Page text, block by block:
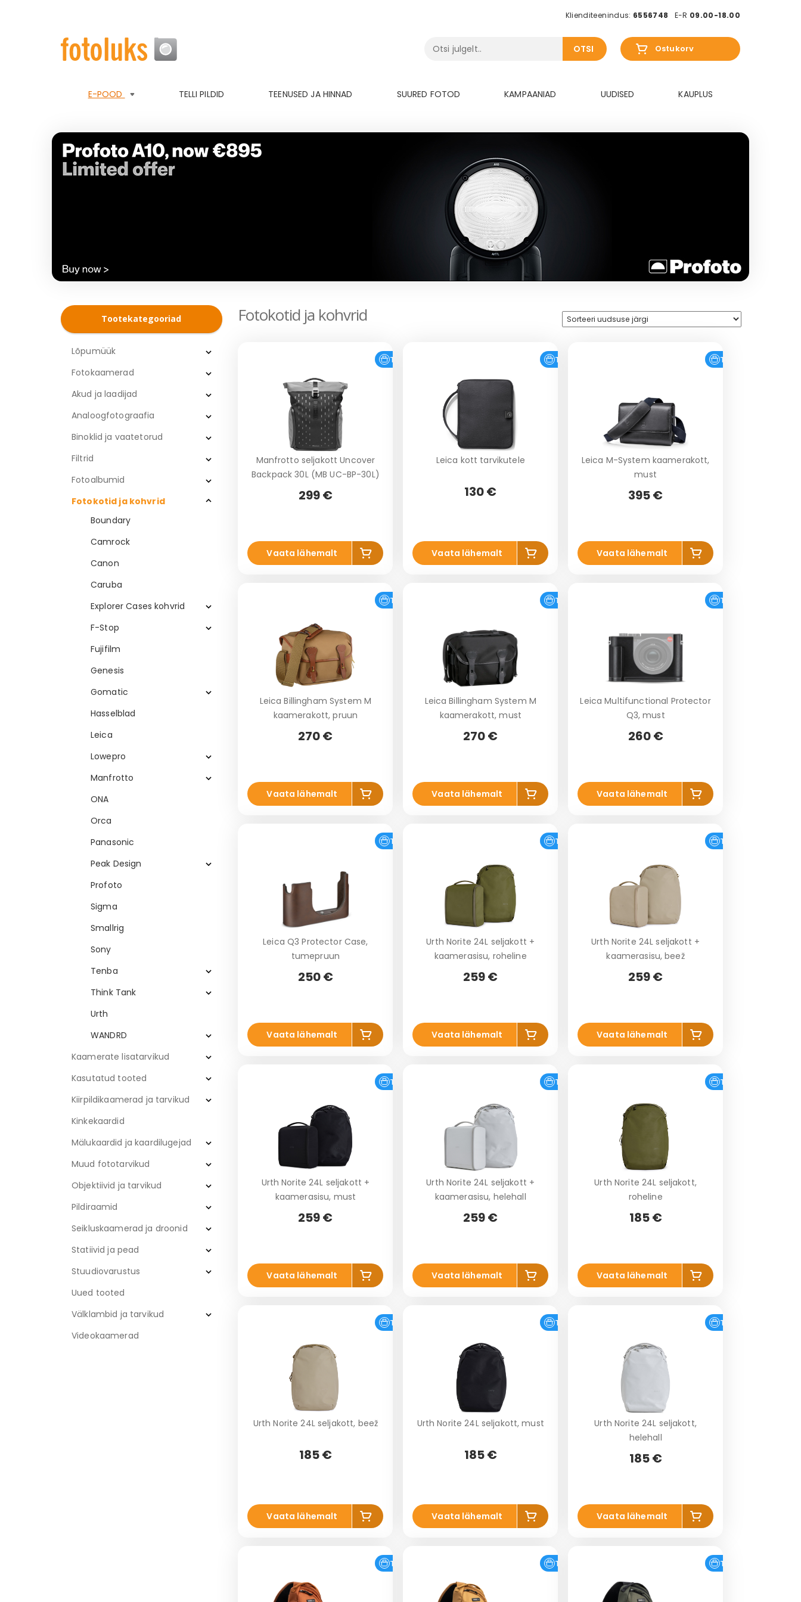
Klienditeenindus: 6556748 E-R 09.00-18.00
Ostukorv
OTSI
E-POOD TELLI PILDID TEENUSED JA HINNAD SUURED FOTOD KAMPAANIAD UUDISED KAUPLUS
Fotokotid ja kohvrid
Tasuta tarne
Manfrotto seljakott Uncover
Backpack 30L (MB UC-BP-30L)
299 €
Vaata lähemalt
Lis
a
Tasuta tarne
Leica kott tarvikutele
130 €
Vaata lähemalt
Lis
a
Tasuta tarne
Leica M-System kaamerakott,
must
395 €
Vaata lähemalt
Lis
a
Tasuta tarne
Leica Billingham System M
kaamerakott, pruun
270 €
Vaata lähemalt
Lis
a
Tasuta tarne
Leica Billingham System M
kaamerakott, must
270 €
Vaata lähemalt
Lis
a
Tasuta tarne
Leica Multifunctional Protector
Q3, must
260 €
Vaata lähemalt
Lis
a
Tasuta tarne
Leica Q3 Protector Case,
tumepruun
250 €
Vaata lähemalt
Lis
a
Tasuta tarne
Urth Norite 24L seljakott +
kaamerasisu, roheline
259 €
Vaata lähemalt
Lis
a
Tasuta tarne
Urth Norite 24L seljakott +
kaamerasisu, beež
259 €
Vaata lähemalt
Lis
a
Tasuta tarne
Urth Norite 24L seljakott +
kaamerasisu, must
259 €
Vaata lähemalt
Lis
a
Tasuta tarne
Urth Norite 24L seljakott +
kaamerasisu, helehall
259 €
Vaata lähemalt
Lis
a
Tasuta tarne
Urth Norite 24L seljakott,
roheline
185 €
Vaata lähemalt
Lis
a
Tasuta tarne
Urth Norite 24L seljakott, beež
185 €
Vaata lähemalt
Lis
a
Tasuta tarne
Urth Norite 24L seljakott, must
185 €
Vaata lähemalt
Lis
a
Tasuta tarne
Urth Norite 24L seljakott,
helehall
185 €
Vaata lähemalt
Lis
a
Tasuta tarne
Tasuta tarne Tasuta tarne
Tootekategooriad
Lõpumüük
Fotokaamerad
Akud ja laadijad
Analoogfotograafia
Binoklid ja vaatetorud
Filtrid
Fotoalbumid
Fotokotid ja kohvrid
Boundary
Camrock
Canon
Caruba
Explorer Cases kohvrid
F-Stop
Fujifilm
Genesis
Gomatic
Hasselblad
Leica
Lowepro
Manfrotto
ONA
Orca
Panasonic
Peak Design
Profoto
Sigma
Smallrig
Sony
Tenba
Think Tank
Urth
WANDRD
Kaamerate lisatarvikud
Kasutatud tooted
Kiirpildikaamerad ja tarvikud
Kinkekaardid
Mälukaardid ja kaardilugejad
Muud fototarvikud
Objektiivid ja tarvikud
Pildiraamid
Seikluskaamerad ja droonid
Statiivid ja pead
Stuudiovarustus
Uued tooted
Välklambid ja tarvikud
Videokaamerad